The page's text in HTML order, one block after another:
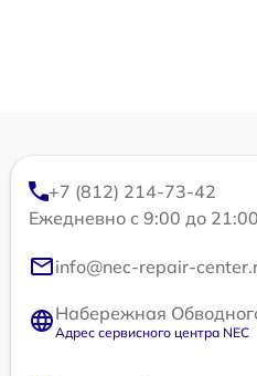
+7 (812) 214-73-42
Ежедневно с 9:00 до 21:00
info@nec-repair-
Набережная
Адрес сервисного центра NEC